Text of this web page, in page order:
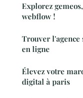
Explorez
webflow !
Trouver l'agence
en ligne
Élevez votre
digital à paris